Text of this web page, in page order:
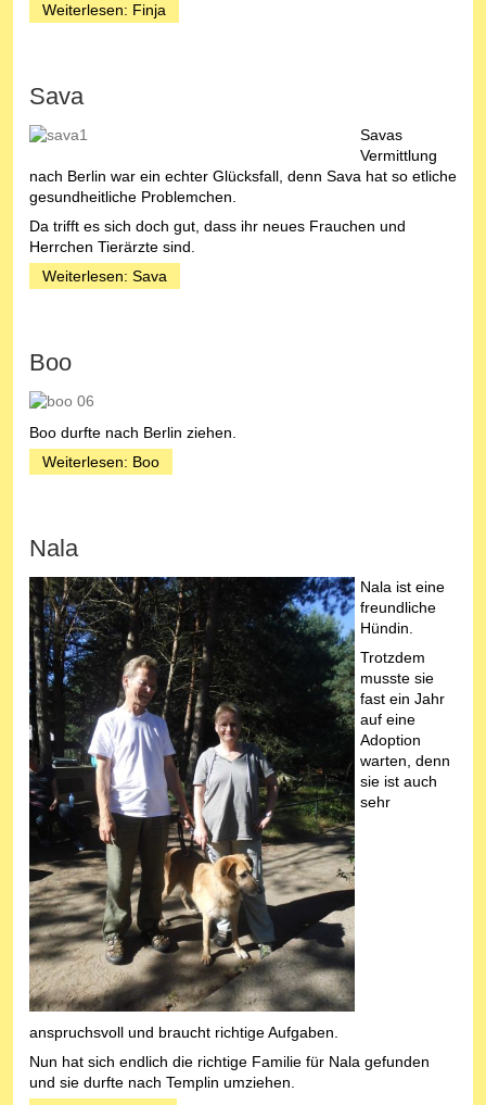
Weiterlesen: Finja
Sava
Savas
Vermittlung
nach Berlin war ein echter Glücksfall, denn Sava hat so etliche
gesundheitliche Problemchen.
Da trifft es sich doch gut, dass ihr neues Frauchen und
Herrchen Tierärzte sind.
Weiterlesen: Sava
Boo
Boo durfte nach Berlin ziehen.
Weiterlesen: Boo
Nala
Nala ist eine
freundliche
Hündin.
Trotzdem
musste sie
fast ein Jahr
auf eine
Adoption
warten, denn
sie ist auch
sehr
anspruchsvoll und braucht richtige Aufgaben.
Nun hat sich endlich die richtige Familie für Nala gefunden
und sie durfte nach Templin umziehen.